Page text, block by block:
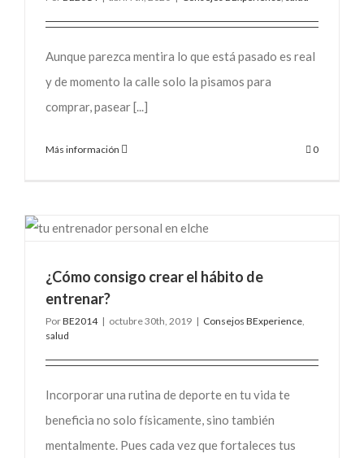
Aunque parezca mentira lo que está pasado es real
y de momento la calle solo la pisamos para
comprar, pasear [...]
Más información 0
¿Cómo consigo crear el hábito de
entrenar?
PorBE2014 | octubre 30th, 2019 | Consejos BExperience
salud
Incorporar una rutina de deporte en tu vida te
beneficia no solo físicamente, sino también
mentalmente. Pues cada vez que fortaleces tus